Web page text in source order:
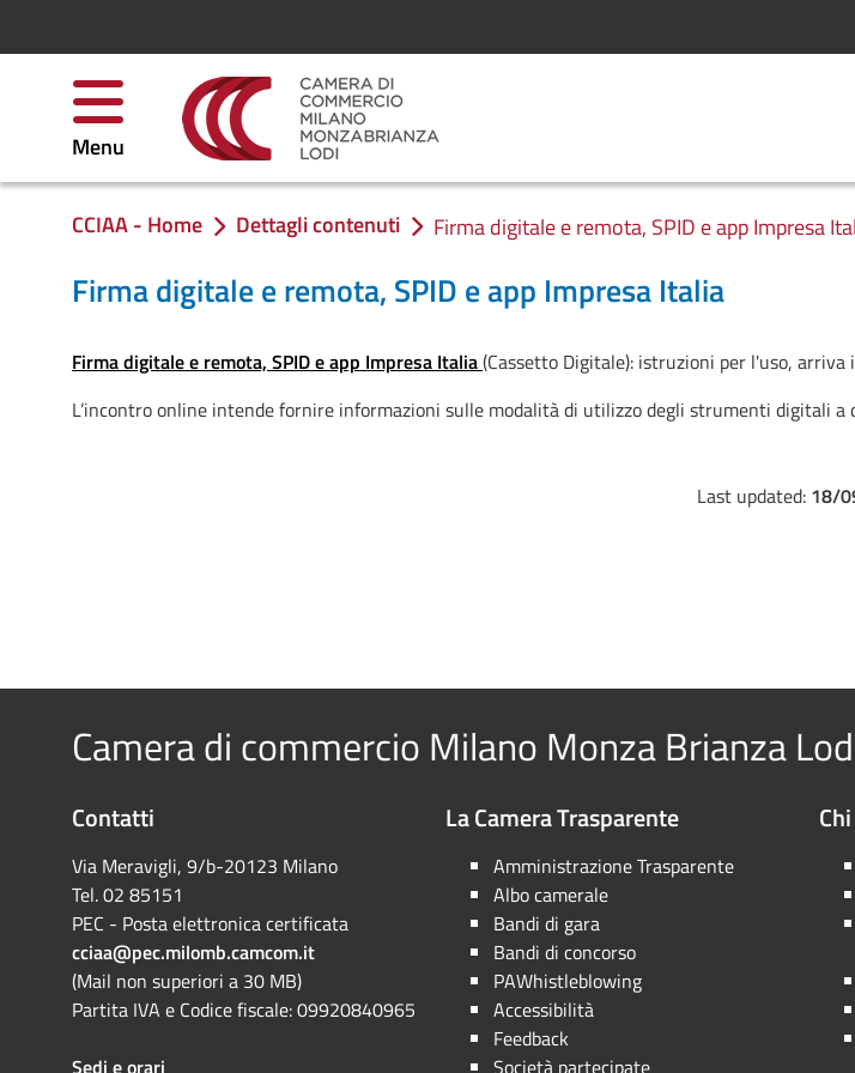
Menu
You are in:
CCIAA - Home Dettagli contenuti Firma digitale e remota, SPID e app Impresa
Firma digitale e remota, SPID e app Impresa Italia
Firma digitale e remota, SPID e app Impresa Italia(Cassetto Digitale): istruzioni per l'uso,
L’incontro online intende fornire informazioni sulle modalità di utilizzo degli strumenti digitali
Last updated: 18/
Camera di commercio Milano Monza Brianza
Contatti
Via Meravigli, 9/b-20123 Milano
Tel. 02 85151
PEC - Posta elettronica certificata
cciaa@pec.milomb.camcom.it
(Mail non superiori a 30 MB)
Partita IVA e Codice fiscale: 09920840965
Sedi e orari
La Camera Trasparente
Amministrazione Trasparente
Albo camerale
Bandi di gara
Bandi di concorso
PAWhistleblowing
Accessibilità
Feedback
Società partecipate